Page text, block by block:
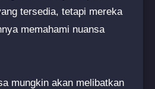
tersedia, tetapi mereka
memahami nuansa
mungkin akan melibatkan